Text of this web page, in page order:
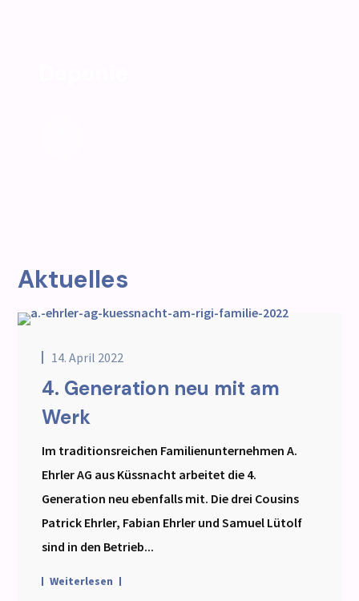
Aktuelles
14. April 2022
4. Generation neu mit am
Werk
Im traditionsreichen Familienunternehmen A.
Ehrler AG aus Küssnacht arbeitet die 4.
Generation neu ebenfalls mit. Die drei Cousins
Patrick Ehrler, Fabian Ehrler und Samuel Lütolf
sind in den Betrieb...
Weiterlesen